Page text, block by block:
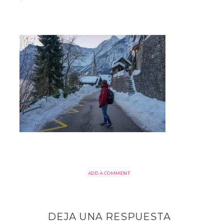
ADD A COMMENT
DEJA UNA RESPUESTA